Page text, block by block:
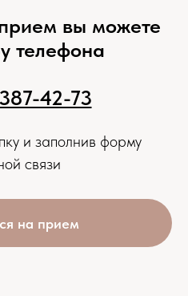
вы можете
телефона
42-73
и заполнив форму
связи
на прием